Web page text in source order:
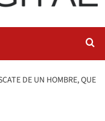
DE UN HOMBRE, QUE